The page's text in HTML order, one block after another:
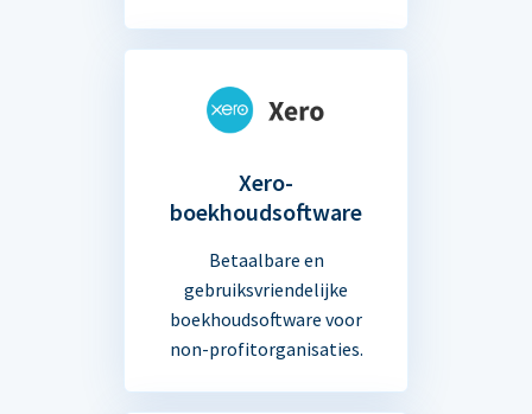
Xero-
boekhoudsoftware
Betaalbare en
gebruiksvriendelijke
boekhoudsoftware voor
non-profitorganisaties.